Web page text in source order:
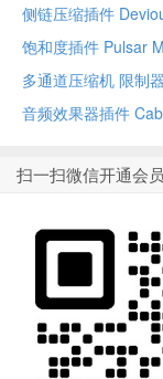
侧链压缩插件
饱和度插件 Pulsar
音频效果器插件
扫一扫微信开通会员